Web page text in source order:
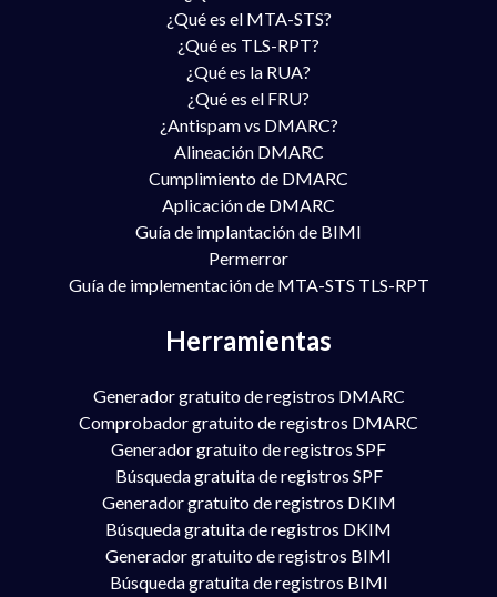
¿Qué es el MTA-STS?
¿Qué es TLS-RPT?
¿Qué es la RUA?
¿Qué es el FRU?
¿Antispam vs DMARC?
Alineación DMARC
Cumplimiento de DMARC
Aplicación de DMARC
Guía de implantación de BIMI
Permerror
Guía de implementación de MTA-STS TLS-RPT
Herramientas
Generador gratuito de registros DMARC
Comprobador gratuito de registros DMARC
Generador gratuito de registros SPF
Búsqueda gratuita de registros SPF
Generador gratuito de registros DKIM
Búsqueda gratuita de registros DKIM
Generador gratuito de registros BIMI
Búsqueda gratuita de registros BIMI